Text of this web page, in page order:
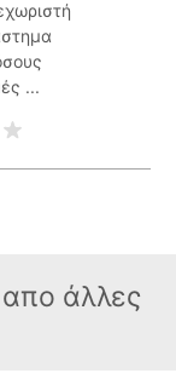
...
απο άλλες